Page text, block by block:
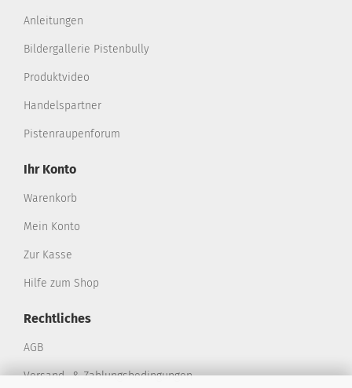
Anleitungen
Bildergallerie Pistenbully
Produktvideo
Handelspartner
Pistenraupenforum
Ihr Konto
Warenkorb
Mein Konto
Zur Kasse
Hilfe zum Shop
Rechtliches
AGB
Versand- & Zahlungsbedingungen